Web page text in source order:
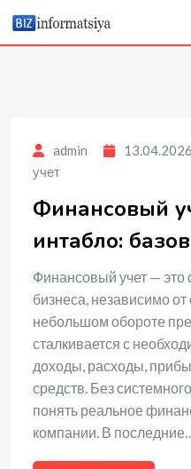
content
admin 13.04.2026
учет
Финансовый
интабло:
Финансовый учет —
бизнеса, независимо
небольшом обороте
сталкивается с
доходы, расходы,
средств. Без
понять реальное
компании. В